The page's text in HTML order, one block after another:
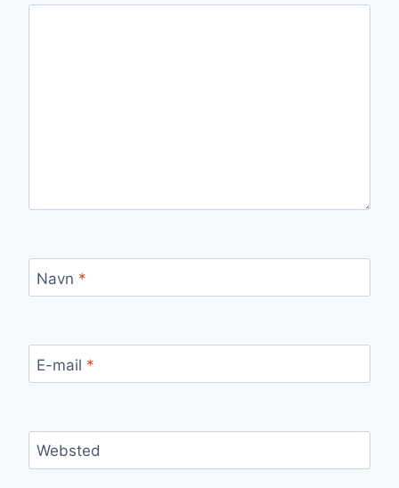
Navn *
E-mail *
Websted